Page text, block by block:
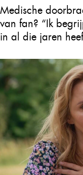
Medische
van fan? “Ik
in al die jaren